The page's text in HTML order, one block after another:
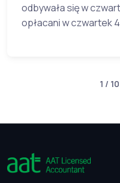
odbywała się w
opłacani w czwartek
1 / 10